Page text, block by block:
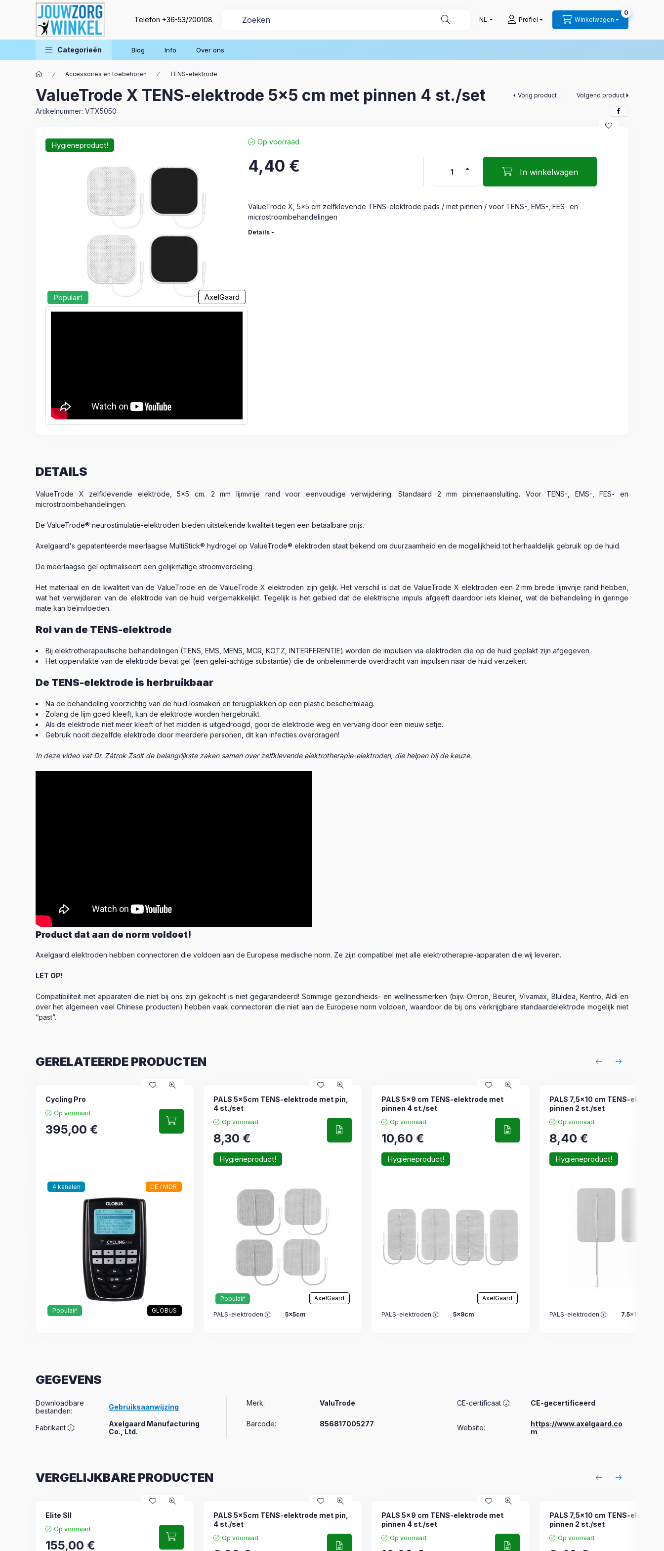
Telefon +36-53/200108 Profiel Winkelwagen
0
Categorieën Blog Info Over ons
Accessoires en toebehoren TENS-elektrode
ValueTrode X TENS-elektrode 5x5 cm met pinnen 4 st./set Vorig product Volgend product
Artikelnummer: VTX5050
Hygiëneproduct!
Populair! AxelGaard
Op voorraad
4,40 € In winkelwagen
ValueTrode X, 5x5 cm zelfklevende TENS-elektrode pads / met pinnen / voor TENS-, EMS-, FES- en
microstroombehandelingen
Details
GERELATEERDE PRODUCTEN
Cycling Pro
Op voorraad
395,00 €
4 kanalen CE / MDR
Populair! GLOBUS
PALS 5x5cm TENS-elektrode met pin,
4 st./set
Op voorraad
8,30 €
Hygiëneproduct!
Populair! AxelGaard
PALS-elektroden : 5x5cm
PALS 5x9 cm TENS-elektrode met
pinnen 4 st./set
Op voorraad
10,60 €
Hygiëneproduct!
AxelGaard
PALS-elektroden : 5x9cm
PALS 7,5x10 cm TENS-
pinnen 2 st./set
Op voorraad
8,40 €
Hygiëneproduct!
PALS-elektroden : 7.5x10cm
DETAILS
ValueTrode X zelfklevende elektrode, 5x5 cm. 2 mm lijmvrije rand voor eenvoudige verwijdering. Standaard 2 mm pinnenaansluiting. Voor TENS-, EMS-, FES- en
microstroombehandelingen.
De ValueTrode® neurostimulatie-elektroden bieden uitstekende kwaliteit tegen een betaalbare prijs.
Axelgaard's gepatenteerde meerlaagse MultiStick® hydrogel op ValueTrode® elektroden staat bekend om duurzaamheid en de mogelijkheid tot herhaaldelijk gebruik op de huid.
De meerlaagse gel optimaliseert een gelijkmatige stroomverdeling.
Het materiaal en de kwaliteit van de ValueTrode en de ValueTrode X elektroden zijn gelijk. Het verschil is dat de ValueTrode X elektroden een 2 mm brede lijmvrije rand hebben,
wat het verwijderen van de elektrode van de huid vergemakkelijkt. Tegelijk is het gebied dat de elektrische impuls afgeeft daardoor iets kleiner, wat de behandeling in geringe
mate kan beïnvloeden.
Rol van de TENS-elektrode
Bij elektrotherapeutische behandelingen (TENS, EMS, MENS, MCR, KOTZ, INTERFERENTIE) worden de impulsen via elektroden die op de huid geplakt zijn afgegeven.
Het oppervlakte van de elektrode bevat gel (een gelei-achtige substantie) die de onbelemmerde overdracht van impulsen naar de huid verzekert.
De TENS-elektrode is herbruikbaar
Na de behandeling voorzichtig van de huid losmaken en terugplakken op een plastic beschermlaag.
Zolang de lijm goed kleeft, kan de elektrode worden hergebruikt.
Als de elektrode niet meer kleeft of het midden is uitgedroogd, gooi de elektrode weg en vervang door een nieuw setje.
Gebruik nooit dezelfde elektrode door meerdere personen, dit kan infecties overdragen!
In deze video vat Dr. Zátrok Zsolt de belangrijkste zaken samen over zelfklevende elektrotherapie-elektroden, die helpen bij de keuze.
Product dat aan de norm voldoet!
Axelgaard elektroden hebben connectoren die voldoen aan de Europese medische norm. Ze zijn compatibel met alle elektrotherapie-apparaten die wij leveren.
LET OP!
Compatibiliteit met apparaten die niet bij ons zijn gekocht is niet gegarandeerd! Sommige gezondheids- en wellnessmerken (bijv. Omron, Beurer, Vivamax, Bluidea, Kentro, Aldi en
over het algemeen veel Chinese producten) hebben vaak connectoren die niet aan de Europese norm voldoen, waardoor de bij ons verkrijgbare standaardelektrode mogelijk niet
“past”.
GEGEVENS
Downloadbare
bestanden: Gebruiksaanwijzing Merk: ValuTrode CE-certificaat : CE-gecertificeerd
Fabrikant :
Axelgaard Manufacturing
Co., Ltd.
Barcode: 856817005277 Website:
https://www.axelgaard.co
m
VERGELIJKBARE PRODUCTEN
Elite SII
Op voorraad
155,00 €
PALS 5x5cm TENS-elektrode met pin,
4 st./set
Op voorraad
PALS 5x9 cm TENS-elektrode met
pinnen 4 st./set
Op voorraad
PALS 7,5x10 cm TENS-
pinnen 2 st./set
Op voorraad